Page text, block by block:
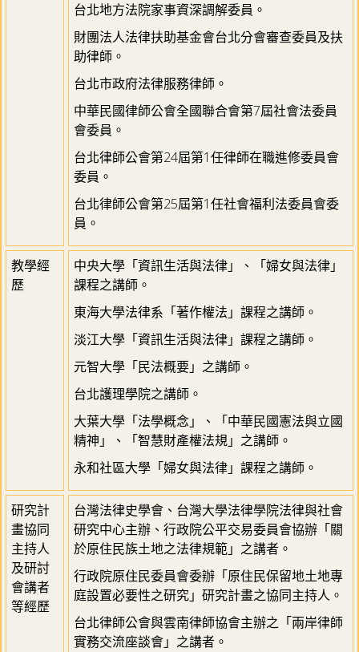
台北地方法院家事資深調解委員。
財團法人法律扶助基金會台北分會審查委員及扶
助律師。
台北市政府法律服務律師。
中華民國律師公會全國聯合會第7屆社會法委員
會委員。
台北律師公會第24屆第1任律師在職進修委員會
委員。
台北律師公會第25屆第1任社會福利法委員會委
員。
教學經
歷
中央大學「資訊生活與法律」、「婦女與法律」
課程之講師。
東海大學法律系「著作權法」課程之講師。
淡江大學「資訊生活與法律」課程之講師。
元智大學「民法概要」之講師。
台北護理學院之講師。
大葉大學「法學概念」、「中華民國憲法與立國
精神」、「智慧財產權法規」之講師。
永和社區大學「婦女與法律」課程之講師。
研究計
畫協同
主持人
及研討
會講者
等經歷
台灣法律史學會、台灣大學法律學院法律與社會
研究中心主辦、行政院公平交易委員會協辦「關
於原住民族土地之法律規範」之講者。
行政院原住民委員會委辦「原住民保留地土地專
庭設置必要性之研究」研究計畫之協同主持人。
台北律師公會與雲南律師協會主辦之「兩岸律師
實務交流座談會」之講者。